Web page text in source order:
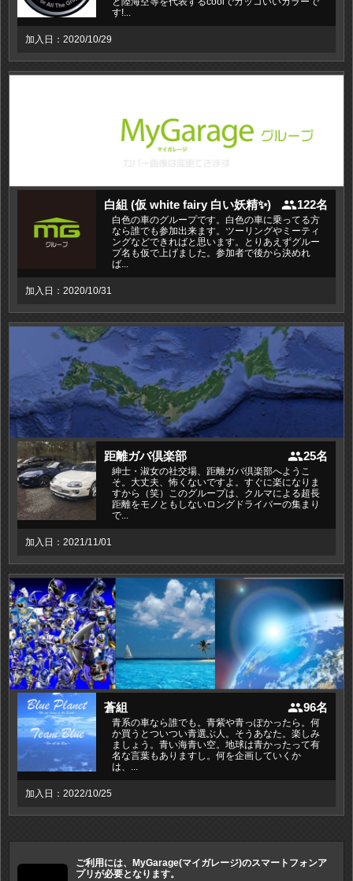
す!...
加入日：2020/10/29
白組 (仮 white fairy 白い妖精✨) people122名
白色の車のグループです。白色の車に乗ってる方
なら誰でも参加出来ます。ツーリングやミーティ
ングなどできればと思います。とりあえずグルー
プ名も仮で上げました。参加者で後から決めれ
ば...
加入日：2020/10/31
距離ガバ倶楽部 people25名
紳士・淑女の社交場、距離ガバ倶楽部へようこ
そ。大丈夫、怖くないですよ。すぐに楽になりま
すから（笑）このグループは、クルマによる超長
距離をモノともしないロングドライバーの集まり
で...
加入日：2021/11/01
蒼組 people96名
青系の車なら誰でも。青紫や青っぽかったら。何
か買うとついつい青選ぶ人。そうあなた。楽しみ
ましょう。青い海青い空。地球は青かったって有
名な言葉もありますし。何を企画していくか
は、...
加入日：2022/10/25
ご利用には、MyGarage(マイガレージ)のスマートフォンア
プリが必要となります。